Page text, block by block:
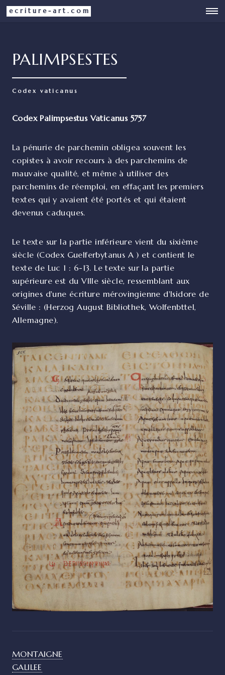
ecriture-art.com
PALIMPSESTES
Codex vaticanus
Codex Palimpsestus Vaticanus 5757
La pénurie de parchemin obligea souvent les
copistes à avoir recours à des parchemins de
mauvaise qualité, et même à utiliser des
parchemins de réemploi, en effaçant les premiers
textes qui y avaient été portés et qui étaient
devenus caduques.
Le texte sur la partie inférieure vient du sixième
siècle (Codex Guelferbytanus A ) et contient le
texte de Luc 1 : 6-13. Le texte sur la partie
supérieure est du VIIIe siècle, ressemblant aux
origines d'une écriture mérovingienne d'Isidore de
Séville : (Herzog August Bibliothek, Wolfenbttel,
Allemagne).
MONTAIGNE
GALILEE